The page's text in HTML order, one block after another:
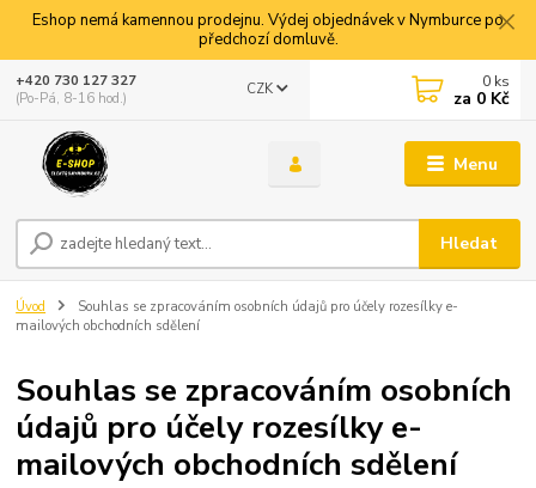
Eshop nemá kamennou prodejnu. Výdej objednávek v Nymburce po
předchozí domluvě.
Menu
CZK
Hledat
+420 730 127 327
(Po-Pá, 8-16 hod.)
0 ks
za 0 Kč
Úvod
Souhlas se zpracováním osobních údajů pro účely rozesílky e-
mailových obchodních sdělení
Souhlas se zpracováním osobních
údajů pro účely rozesílky e-
mailových obchodních sdělení